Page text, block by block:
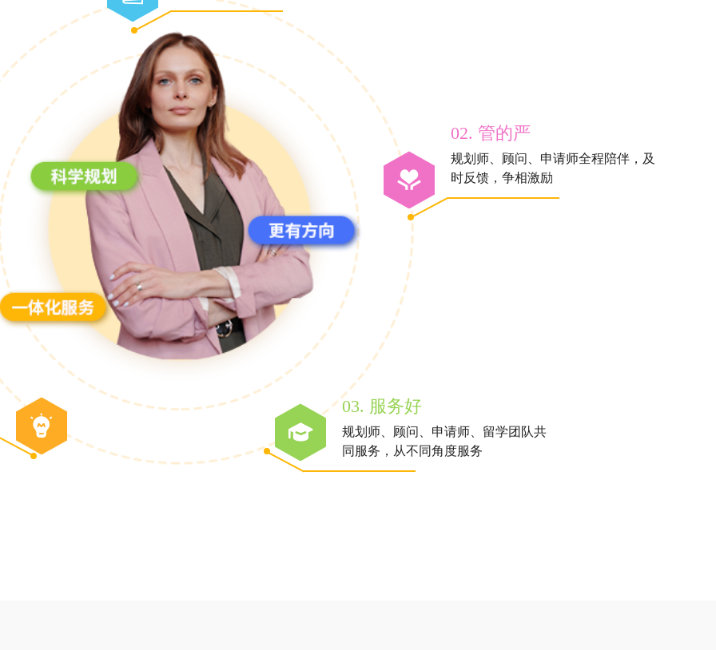
02. 管的严
规划师、顾问、申请师全程陪伴，及
时反馈，争相激励
03. 服务好
规划师、顾问、申请师、留学团队共
同服务，从不同角度服务